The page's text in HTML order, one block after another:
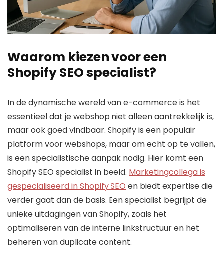
Waarom kiezen voor een
Shopify SEO specialist?
In de dynamische wereld van e-commerce is het
essentieel dat je webshop niet alleen aantrekkelijk is,
maar ook goed vindbaar. Shopify is een populair
platform voor webshops, maar om echt op te vallen,
is een specialistische aanpak nodig. Hier komt een
Shopify SEO specialist in beeld. Marketingcollega is
gespecialiseerd in Shopify SEO en biedt expertise die
verder gaat dan de basis. Een specialist begrijpt de
unieke uitdagingen van Shopify, zoals het
optimaliseren van de interne linkstructuur en het
beheren van duplicate content.